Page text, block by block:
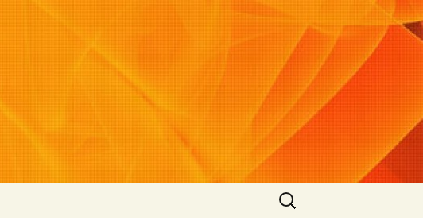
Suchen
nach: